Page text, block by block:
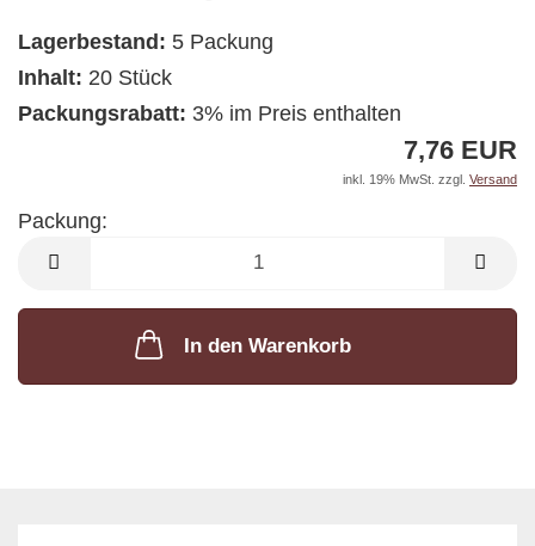
Lagerbestand: 5 Packung
Inhalt: 20 Stück
Packungsrabatt: 3% im Preis enthalten
7,76 EUR
inkl. 19% MwSt. zzgl. Versand
Packung:
Packung
In den Warenkorb